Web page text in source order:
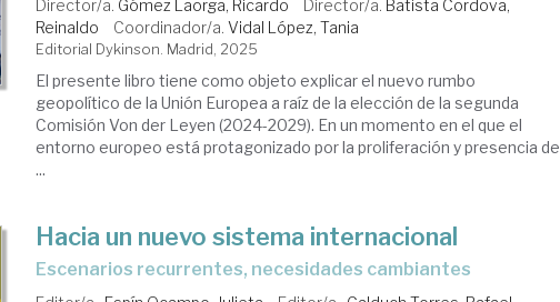
Director/a. Gómez Laorga, Ricardo Director/a. Batista Cordova,
Reinaldo
Coordinador/a.Vidal López, Tania
Editorial Dykinson. Madrid, 2025
El presente libro tiene como objeto explicar el nuevo rumbo
geopolítico de la Unión Europea a raíz de la elección de la segunda
Comisión Von der Leyen (2024-2029). En un momento en el que el
entorno europeo está protagonizado por la proliferación y presencia de
...
Hacia un nuevo sistema internacional
Escenarios recurrentes, necesidades cambiantes